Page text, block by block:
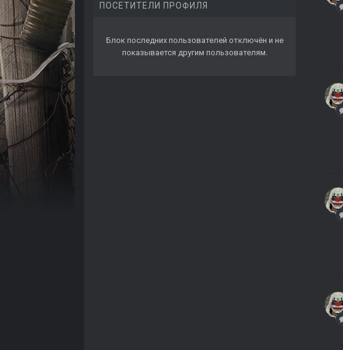
ПОСЕТИТЕЛИ ПРОФИЛЯ
Блок последних пользователей отключён и не
показывается другим пользователям.